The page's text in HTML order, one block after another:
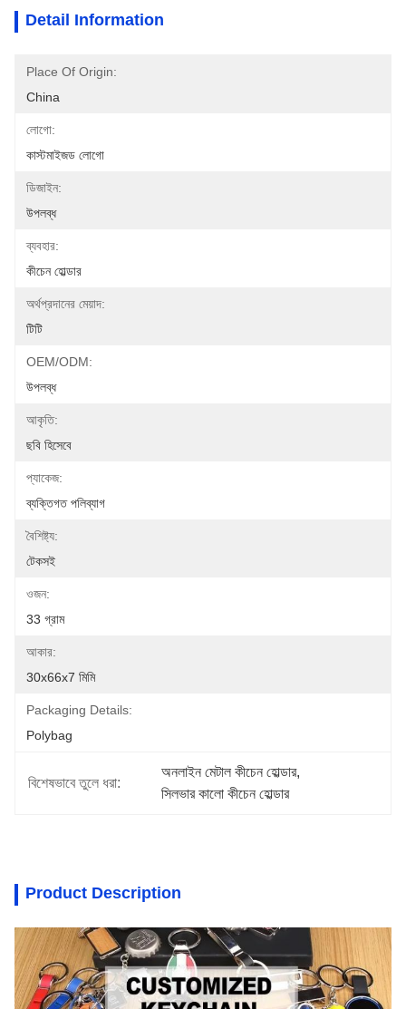
Detail Information
Place Of Origin:
China
লোগো:
কাস্টমাইজড লোগো
ডিজাইন:
উপলব্ধ
ব্যবহার:
কীচেন হোল্ডার
অর্থপ্রদানের মেয়াদ:
টিটি
OEM/ODM:
উপলব্ধ
আকৃতি:
ছবি হিসেবে
প্যাকেজ:
ব্যক্তিগত পলিব্যাগ
বৈশিষ্ট্য:
টেকসই
ওজন:
33 গ্রাম
আকার:
30x66x7 মিমি
Packaging Details:
Polybag
বিশেষভাবে তুলে ধরা:
অনলাইন মেটাল কীচেন হোল্ডার,
সিলভার কালো কীচেন হোল্ডার
Product Description